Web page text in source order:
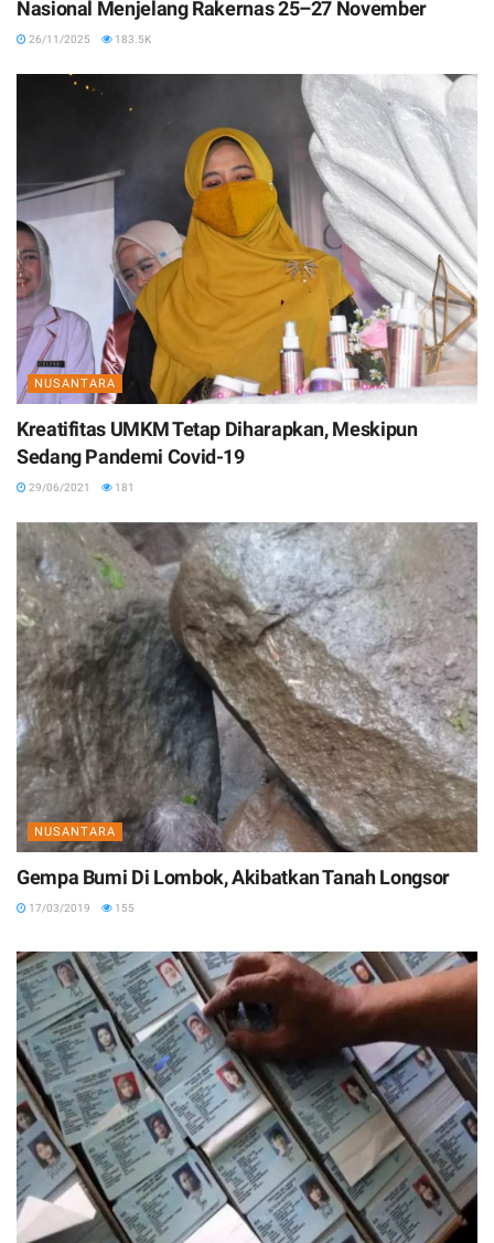
Nasional Menjelang Rakernas 25–27 November
26/11/2025 183.5K
NUSANTARA
Kreatifitas UMKM Tetap Diharapkan, Meskipun
Sedang Pandemi Covid-19
29/06/2021 181
NUSANTARA
Gempa Bumi Di Lombok, Akibatkan Tanah Longsor
17/03/2019 155